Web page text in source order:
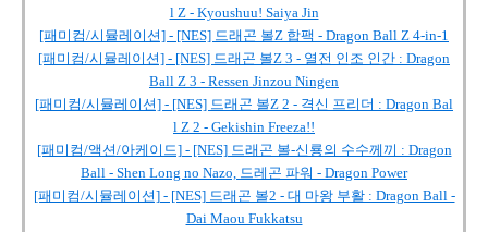
l Z - Kyoushuu! Saiya Jin
[패미컴/시뮬레이션] - [NES] 드래곤 볼Z 합팩 - Dragon Ball Z 4-in-1
[패미컴/시뮬레이션] - [NES] 드래곤 볼Z 3 - 열전 인조 인간 : Dragon
Ball Z 3 - Ressen Jinzou Ningen
[패미컴/시뮬레이션] - [NES] 드래곤 볼Z 2 - 격신 프리더 : Dragon Bal
l Z 2 - Gekishin Freeza!!
[패미컴/액션/아케이드] - [NES] 드래곤 볼-신룡의 수수께끼 : Dragon
Ball - Shen Long no Nazo, 드레곤 파워 - Dragon Power
[패미컴/시뮬레이션] - [NES] 드래곤 볼2 - 대 마왕 부활 : Dragon Ball -
Dai Maou Fukkatsu